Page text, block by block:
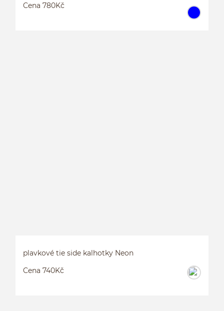
Cena 780Kč
plavkové tie side kalhotky Neon
Cena 740Kč